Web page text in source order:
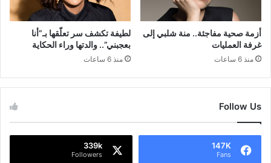
أزمة صحية مفاجئة.. منة شلبي إلى
غرفة العمليات
منذ 6 ساعات
لطيفة تكشف سر تعلّقها بـ”أنا
بعجبني”.. والدتها وراء الحكاية
منذ 6 ساعات
Follow Us
147K
Fans
339k
Followers